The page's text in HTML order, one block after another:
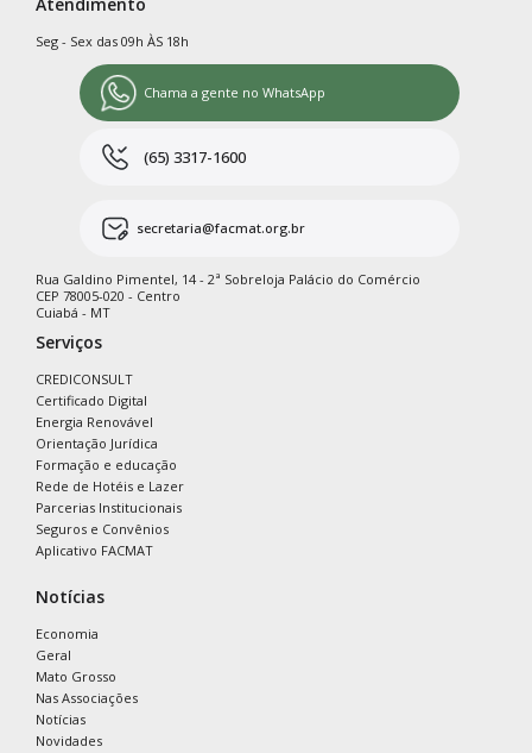
Seg - Sex das 09h ÀS 18h
Chama a gente no WhatsApp
(65) 3317-1600
secretaria@facmat.org.br
Rua Galdino Pimentel, 14 - 2ª Sobreloja Palácio do Comércio
CEP 78005-020 - Centro
Cuiabá - MT
Serviços
CREDICONSULT
Certificado Digital
Energia Renovável
Orientação Jurídica
Formação e educação
Rede de Hotéis e Lazer
Parcerias Institucionais
Seguros e Convênios
Aplicativo FACMAT
Notícias
Economia
Geral
Mato Grosso
Nas Associações
Notícias
Novidades